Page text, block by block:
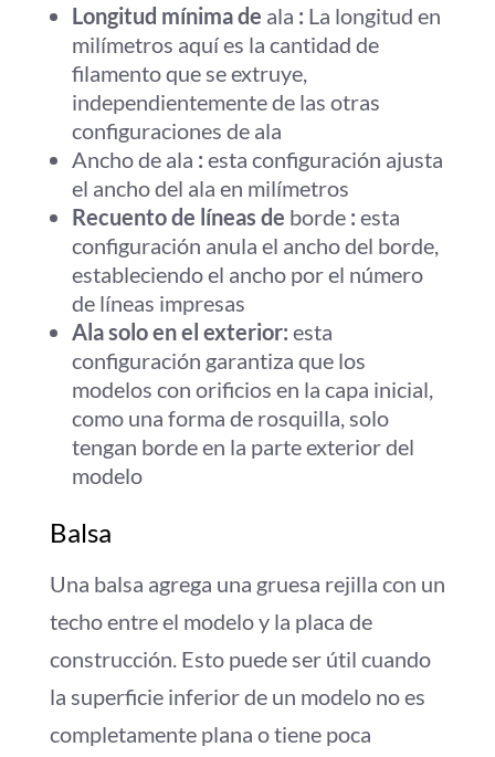
Longitud mínima de ala : La longitud en
milímetros aquí es la cantidad de
filamento que se extruye,
independientemente de las otras
configuraciones de ala
Ancho de ala : esta configuración ajusta
el ancho del ala en milímetros
Recuento de líneas de borde : esta
configuración anula el ancho del borde,
estableciendo el ancho por el número
de líneas impresas
Ala solo en el exterior: esta
configuración garantiza que los
modelos con orificios en la capa inicial,
como una forma de rosquilla, solo
tengan borde en la parte exterior del
modelo
Balsa
Una balsa agrega una gruesa rejilla con un
techo entre el modelo y la placa de
construcción. Esto puede ser útil cuando
la superficie inferior de un modelo no es
completamente plana o tiene poca